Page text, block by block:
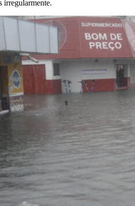
irregularmente.